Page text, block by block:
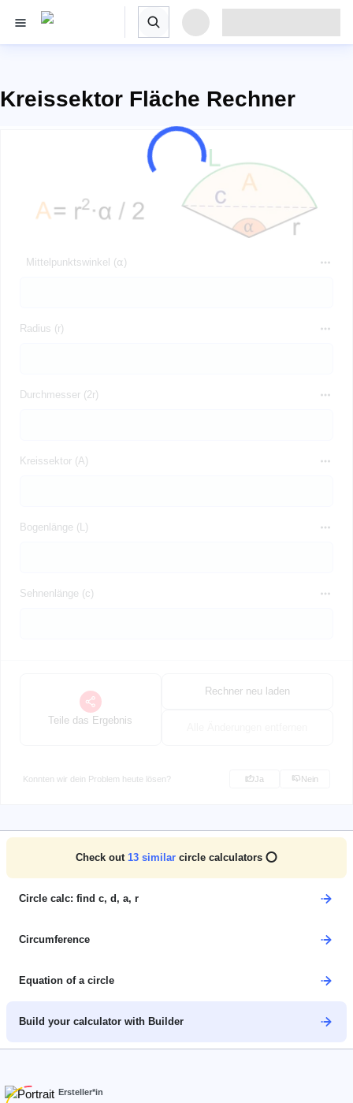
Kreissektor Fläche Rechner
Mittelpunktswinkel (⍺)
Radius (r)
Durchmesser (2r)
Kreissektor (A)
Bogenlänge (L)
Sehnenlänge (c)
Teile das Ergebnis
Rechner neu laden
Konnten wir dein Problem heute lösen? Ja Nein
Check out 13 similar circle calculators ⭕
Circle calc: find c, d, a, r
Circumference
Equation of a circle
Build your calculator with Builder
Ersteller*in